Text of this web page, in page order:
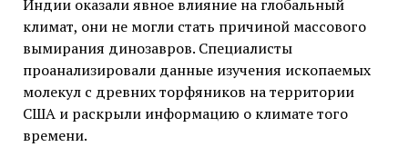
Индии оказали явное влияние на глобальный
климат, они не могли стать причиной массового
вымирания динозавров. Специалисты
проанализировали данные изучения ископаемых
молекул с древних торфяников на территории
США и раскрыли информацию о климате того
времени.